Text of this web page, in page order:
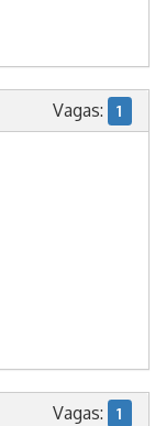
Vagas: 1
Vagas: 1